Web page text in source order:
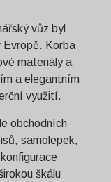
vůz byl
Evropě. Korba
materiály a
a elegantním
využití.
obchodních
samolepek,
škálu